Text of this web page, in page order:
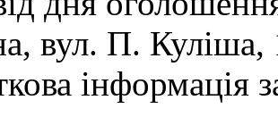
вул. П. Куліша,
інформація